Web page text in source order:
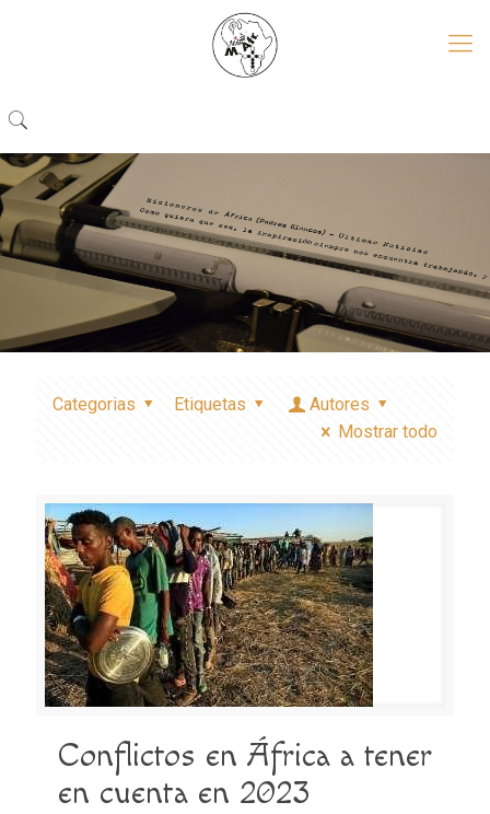
Categorias Etiquetas
Autores
Mostrar todo
Conflictos en África a tener
en cuenta en 2023